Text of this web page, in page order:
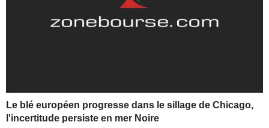
Le blé européen progresse dans le sillage de Chicago,
l'incertitude persiste en mer Noire